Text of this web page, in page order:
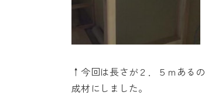
↑今回は長さが２．５ｍある
成材にしました。